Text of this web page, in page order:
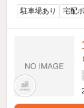
駐車場あり 宅配